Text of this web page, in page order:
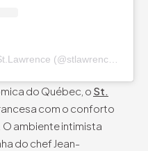
(@stlawrencerestaurant)
do Québec, o St.
com o conforto
ambiente intimista
do chef Jean-